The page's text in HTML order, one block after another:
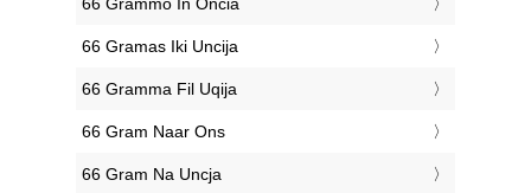
‎66 Gramas Iki Uncija
‎66 Gramma Fil Uqija
‎66 Gram Naar Ons
‎66 Gram Na Uncja